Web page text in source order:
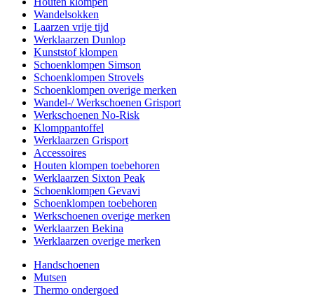
Wandelsokken
Laarzen vrije tijd
Werklaarzen Dunlop
Kunststof klompen
Schoenklompen Simson
Schoenklompen Strovels
Schoenklompen overige merken
Wandel-/ Werkschoenen Grisport
Werkschoenen No-Risk
Klomppantoffel
Werklaarzen Grisport
Accessoires
Houten klompen toebehoren
Werklaarzen Sixton Peak
Schoenklompen Gevavi
Schoenklompen toebehoren
Werkschoenen overige merken
Werklaarzen Bekina
Werklaarzen overige merken
Handschoenen
Mutsen
Thermo ondergoed